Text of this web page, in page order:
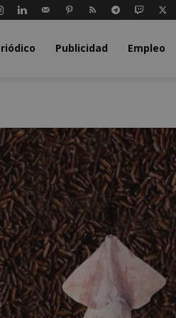
Publicidad Empleo